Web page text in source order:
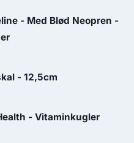
- Med Blød Neopren -
- 12,5cm
- Vitaminkugler